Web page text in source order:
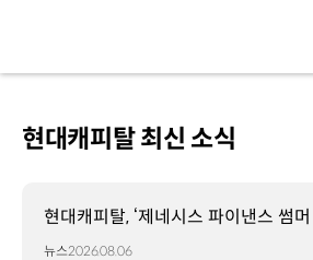
현대캐피탈 최신 소식
현대캐피탈, ‘제네시스 파이낸스 썸머
뉴스2026.08.06